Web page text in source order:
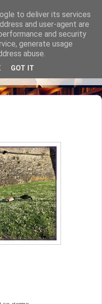
Dich in ihr
ein wenig über meine
to deliver its services
and user-agent are
and security
generate usage
abuse.
GOT IT